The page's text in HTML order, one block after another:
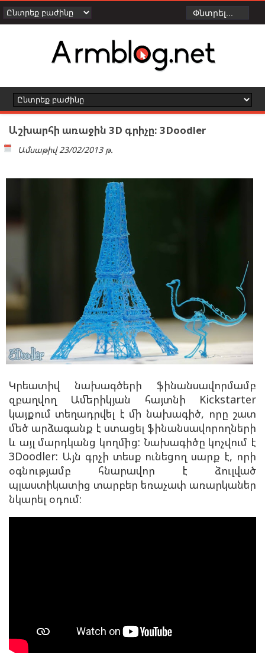
Աշխարհի առաջին 3D գրիչը: 3Doodler
Ամսաթիվ 23/02/2013 թ.
Կրեատիվ նախագծերի ֆինանսավորմամբ
զբաղվող Ամերիկյան հայտնի Kickstarter
կայքում տեղադրվել է մի նախագիծ, որը շատ
մեծ արձագանք է ստացել ֆինանսավորողների
և այլ մարդկանց կողմից: Նախագիծը կոչվում է
3Doodler: Այն գրչի տեսք ունեցող սարք է, որի
օգնությամբ հնարավոր է ձուլված
պլաստիկատից տարբեր եռաչափ առարկաներ
նկարել օդում: